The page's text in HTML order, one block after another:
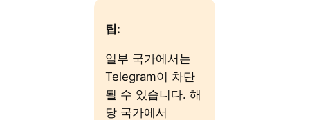
팁:
일부 국가에서는
Telegram이 차단
될 수 있습니다. 해
당 국가에서